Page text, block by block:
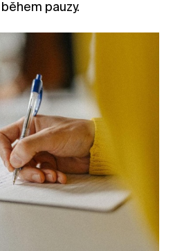
pauzy.